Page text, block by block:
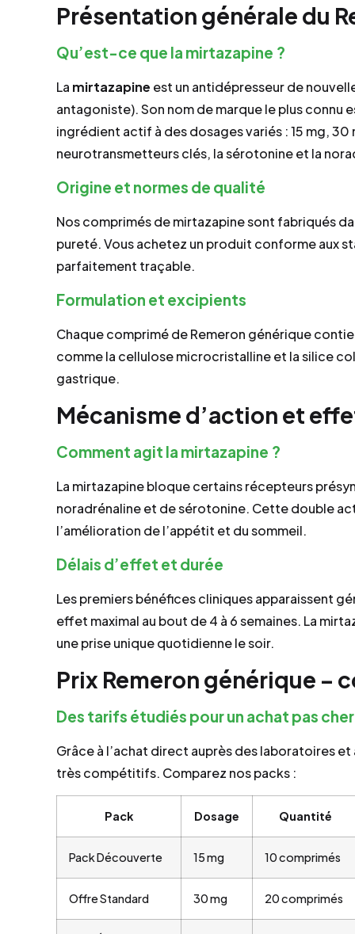
Présentation générale du
Qu’est-ce que la mirtazapine ?
La mirtazapine est un antidépresseur de
antagoniste). Son nom de marque le plus connu
ingrédient actif à des dosages variés : 15 mg,
neurotransmetteurs clés, la sérotonine et la
Origine et normes de qualité
Nos comprimés de mirtazapine sont fabriqués
pureté. Vous achetez un produit conforme aux
parfaitement traçable.
Formulation et excipients
Chaque comprimé de Remeron générique
comme la cellulose microcristalline et la silice
gastrique.
Mécanisme d’action et
Comment agit la mirtazapine ?
La mirtazapine bloque certains récepteurs
noradrénaline et de sérotonine. Cette double
l’amélioration de l’appétit et du sommeil.
Délais d’effet et durée
Les premiers bénéfices cliniques apparaissent
effet maximal au bout de 4 à 6 semaines. La
une prise unique quotidienne le soir.
Prix Remeron générique –
Des tarifs étudiés pour un achat pas cher
Grâce à l’achat direct auprès des laboratoires
très compétitifs. Comparez nos packs :
Pack Dosage Quantité
Pack Découverte 15 mg 10 comprimés
Offre Standard 30 mg 20 comprimés